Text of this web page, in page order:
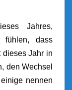
Jahres,
fühlen, dass
dieses Jahr in
den Wechsel
nennen